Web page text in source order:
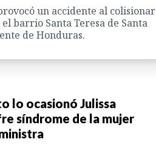
un accidente al colisionar
barrio Santa Teresa de Santa
de Honduras.
lo ocasionó Julissa
síndrome de la mujer